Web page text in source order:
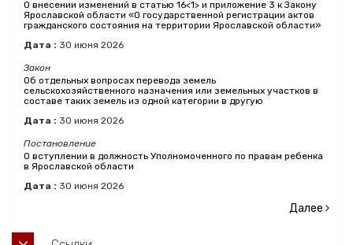
О внесении изменений в статью 16<1> и приложение 3 к Закону
Ярославской области «О государственной регистрации актов
гражданского состояния на территории Ярославской области»
Дата : 30 июня 2026
Закон
Об отдельных вопросах перевода земель
сельскохозяйственного назначения или земельных участков в
составе таких земель из одной категории в другую
Дата : 30 июня 2026
Постановление
О вступлении в должность Уполномоченного по правам ребенка
в Ярославской области
Дата : 30 июня 2026
Далее